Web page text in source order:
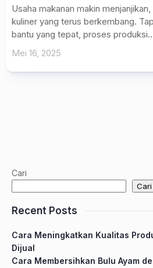
Usaha makanan makin
kuliner yang terus berkembang.
bantu yang tepat, proses
Mei 16, 2025
Cari
Cari
Recent Posts
Cara Meningkatkan Kualitas
Dijual
Cara Membersihkan Bulu Ayam